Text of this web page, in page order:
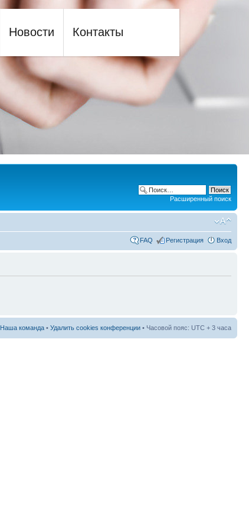
Новости Контакты
Расширенный поиск
FAQ Регистрация Вход
Наша команда • Удалить cookies конференции • Часовой пояс: UTC + 3 часа